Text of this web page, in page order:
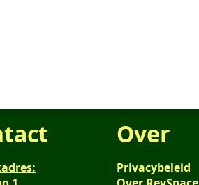
Over
Privacybeleid